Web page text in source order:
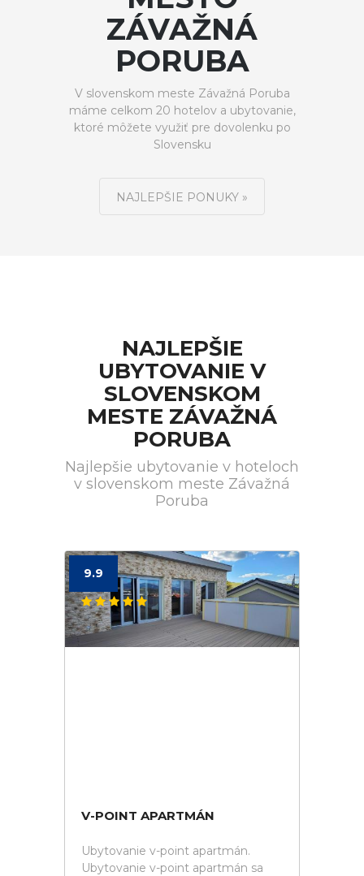
ZÁVAŽNÁ
PORUBA
V slovenskom meste Závažná Poruba
máme celkom 20 hotelov a ubytovanie,
ktoré môžete využiť pre dovolenku po
Slovensku
NAJLEPŠIE PONUKY »
NAJLEPŠIE
UBYTOVANIE V
SLOVENSKOM
MESTE ZÁVAŽNÁ
PORUBA
Najlepšie ubytovanie v hoteloch
v slovenskom meste Závažná
Poruba
9.9
V-POINT APARTMÁN
Ubytovanie v-point apartmán.
Ubytovanie v-point apartmán sa